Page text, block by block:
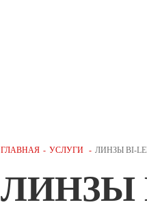
ГЛАВНАЯ - УСЛУГИ - ЛИНЗЫ BI-
ЛИНЗЫ